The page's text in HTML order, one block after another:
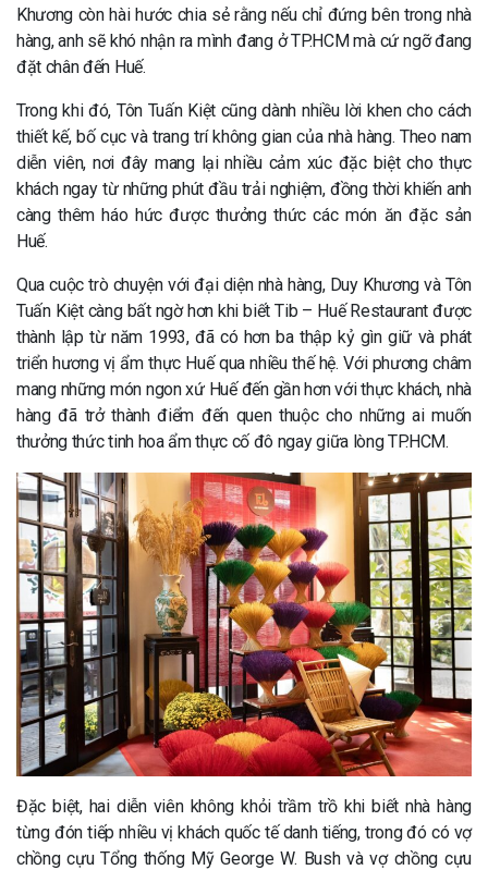
Khương còn hài hước chia sẻ rằng nếu chỉ đứng bên trong nhà
hàng, anh sẽ khó nhận ra mình đang ở TP.HCM mà cứ ngỡ đang
đặt chân đến Huế.
Trong khi đó, Tôn Tuấn Kiệt cũng dành nhiều lời khen cho cách
thiết kế, bố cục và trang trí không gian của nhà hàng. Theo nam
diễn viên, nơi đây mang lại nhiều cảm xúc đặc biệt cho thực
khách ngay từ những phút đầu trải nghiệm, đồng thời khiến anh
càng thêm háo hức được thưởng thức các món ăn đặc sản
Huế.
Qua cuộc trò chuyện với đại diện nhà hàng, Duy Khương và Tôn
Tuấn Kiệt càng bất ngờ hơn khi biết Tib – Huế Restaurant được
thành lập từ năm 1993, đã có hơn ba thập kỷ gìn giữ và phát
triển hương vị ẩm thực Huế qua nhiều thế hệ. Với phương châm
mang những món ngon xứ Huế đến gần hơn với thực khách, nhà
hàng đã trở thành điểm đến quen thuộc cho những ai muốn
thưởng thức tinh hoa ẩm thực cố đô ngay giữa lòng TP.HCM.
Đặc biệt, hai diễn viên không khỏi trầm trồ khi biết nhà hàng
từng đón tiếp nhiều vị khách quốc tế danh tiếng, trong đó có vợ
chồng cựu Tổng thống Mỹ George W. Bush và vợ chồng cựu